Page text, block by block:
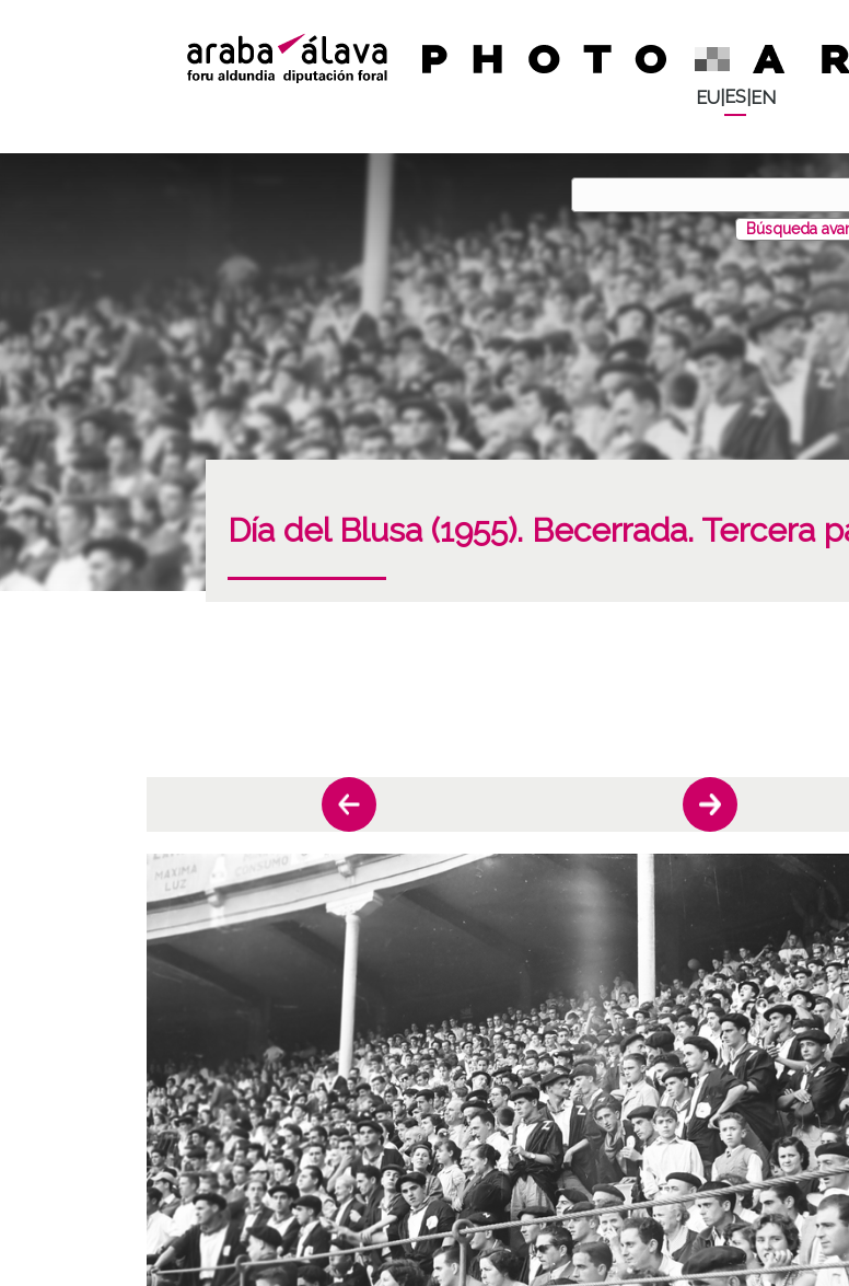
EU| ES| EN
Búsqueda
Día del Blusa (1955). Becerrada. Tercera